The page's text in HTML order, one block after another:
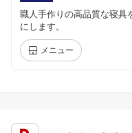
職人手作りの高品質な寝具
にします。
メニュー